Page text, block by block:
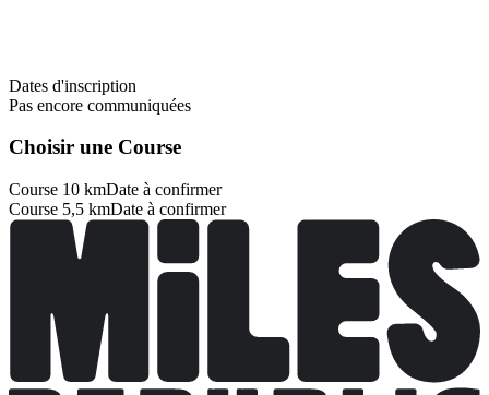
Dates d'inscription
Pas encore communiquées
Choisir une Course
Course 10 kmDate à confirmer
Course 5,5 kmDate à confirmer